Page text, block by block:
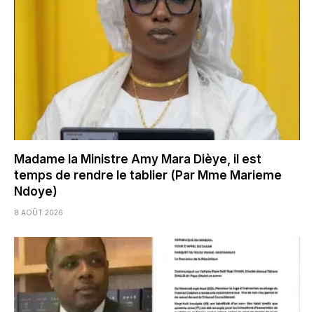
Madame la Ministre Amy Mara Dièye, il est
temps de rendre le tablier (Par Mme Marieme
Ndoye)
8 AOÛT 2026